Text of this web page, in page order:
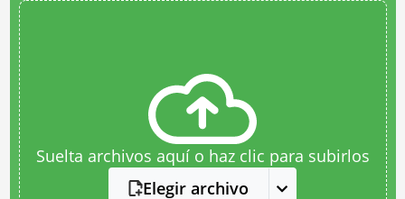
Suelta archivos aquí o haz clic para subirlos
Elegir archivo